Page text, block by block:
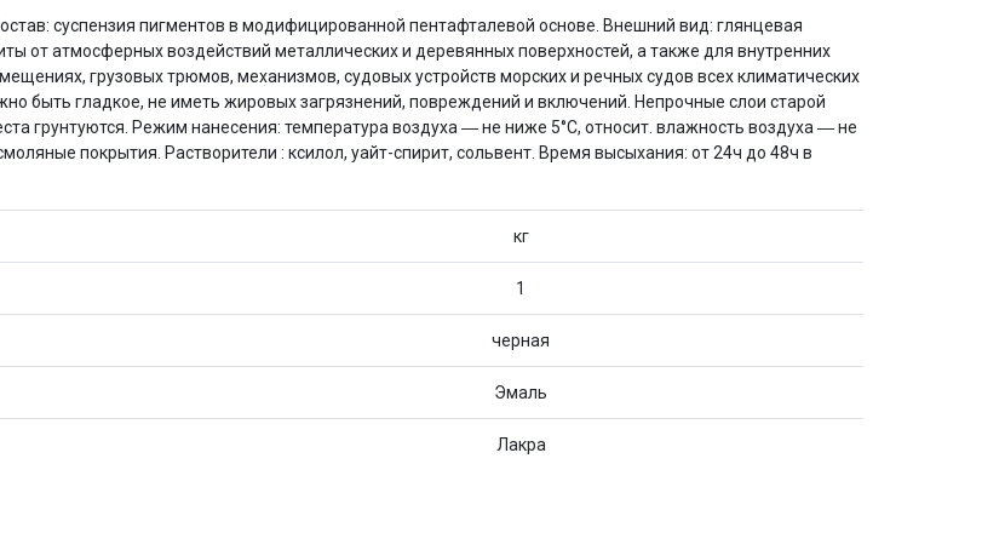
суспензия пигментов в модифицированной пентафталевой основе. Внешний вид: глянцевая
от атмосферных воздействий металлических и деревянных поверхностей, а также для внутренних
грузовых трюмов, механизмов, судовых устройств морских и речных судов всех климатических
быть гладкое, не иметь жировых загрязнений, повреждений и включений. Непрочные слои старой
грунтуются. Режим нанесения: температура воздуха ― не ниже 5°C, относит. влажность воздуха ― не
покрытия. Растворители : ксилол, уайт-спирит, сольвент. Время высыхания: от 24ч до 48ч в
кг
1
черная
Эмаль
Лакра
75% будутсписываться
картыпо25%каждые 2 недели